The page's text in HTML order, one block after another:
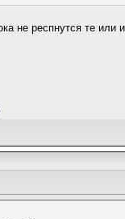
не респнутся те